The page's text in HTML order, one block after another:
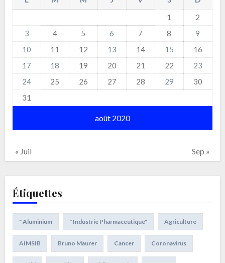
août 2020
1
2
3
4 5 6 7 8
9
10
11 12 13 14 15
16
17
18 19 20 21 22
23
24
25 26 27 28 29
30
31
« Juil Sep »
Étiquettes
" Aluminium " Industrie Pharmaceutique" Agriculture
AIMSIB Bruno Maurer Cancer Coronavirus